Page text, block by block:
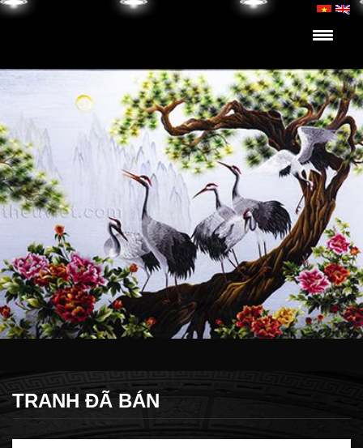
Skip to content
TRANH ĐÃ BÁN